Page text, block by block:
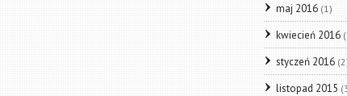
maj 2016 (1)
kwiecień 2016
styczeń 2016
listopad 2015